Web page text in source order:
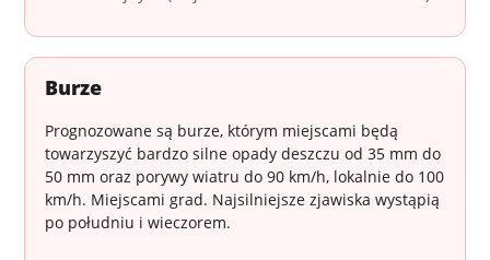
Burze
Prognozowane są burze, którym miejscami będą
towarzyszyć bardzo silne opady deszczu od 35 mm do
50 mm oraz porywy wiatru do 90 km/h, lokalnie do 100
km/h. Miejscami grad. Najsilniejsze zjawiska wystąpią
po południu i wieczorem.